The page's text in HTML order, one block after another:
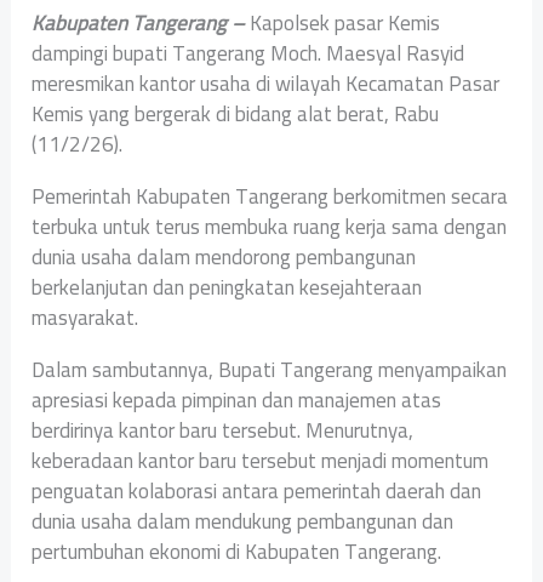
Kabupaten Tangerang –Kapolsek pasar Kemis
dampingi bupati Tangerang Moch. Maesyal Rasyid
meresmikan kantor usaha di wilayah Kecamatan Pasar
Kemis yang bergerak di bidang alat berat, Rabu
(11/2/26).
Pemerintah Kabupaten Tangerang berkomitmen secara
terbuka untuk terus membuka ruang kerja sama dengan
dunia usaha dalam mendorong pembangunan
berkelanjutan dan peningkatan kesejahteraan
masyarakat.
Dalam sambutannya, Bupati Tangerang menyampaikan
apresiasi kepada pimpinan dan manajemen atas
berdirinya kantor baru tersebut. Menurutnya,
keberadaan kantor baru tersebut menjadi momentum
penguatan kolaborasi antara pemerintah daerah dan
dunia usaha dalam mendukung pembangunan dan
pertumbuhan ekonomi di Kabupaten Tangerang.